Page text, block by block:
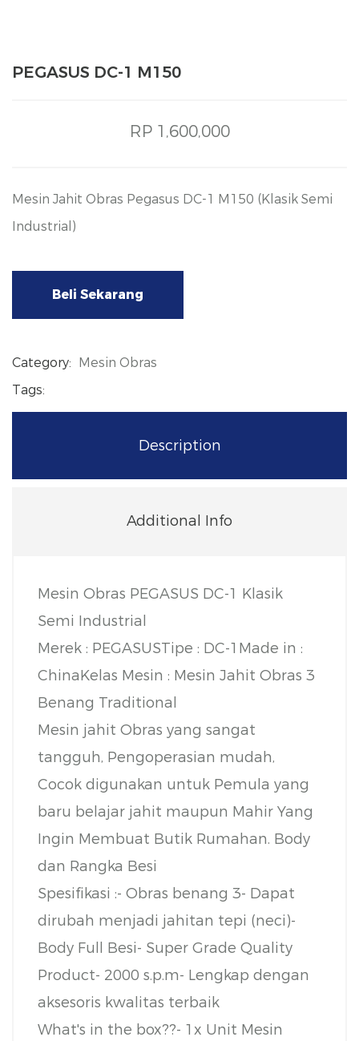
PEGASUS DC-1 M150
RP 1,600,000
Mesin Jahit Obras Pegasus DC-1 M150 (Klasik Semi
Industrial)
Beli Sekarang
Category: Mesin Obras
Tags:
Description
Additional Info
Mesin Obras PEGASUS DC-1 Klasik
Semi Industrial
Merek : PEGASUSTipe : DC-1 Made in :
ChinaKelas Mesin : Mesin Jahit Obras 3
Benang Traditional
Mesin jahit Obras yang sangat
tangguh, Pengoperasian mudah,
Cocok digunakan untuk Pemula yang
baru belajar jahit maupun Mahir Yang
Ingin Membuat Butik Rumahan. Body
dan Rangka Besi
Spesifikasi :- Obras benang 3- Dapat
dirubah menjadi jahitan tepi (neci)-
Body Full Besi- Super Grade Quality
Product- 2000 s.p.m- Lengkap dengan
aksesoris kwalitas terbaik
What's in the box??- 1x Unit Mesin